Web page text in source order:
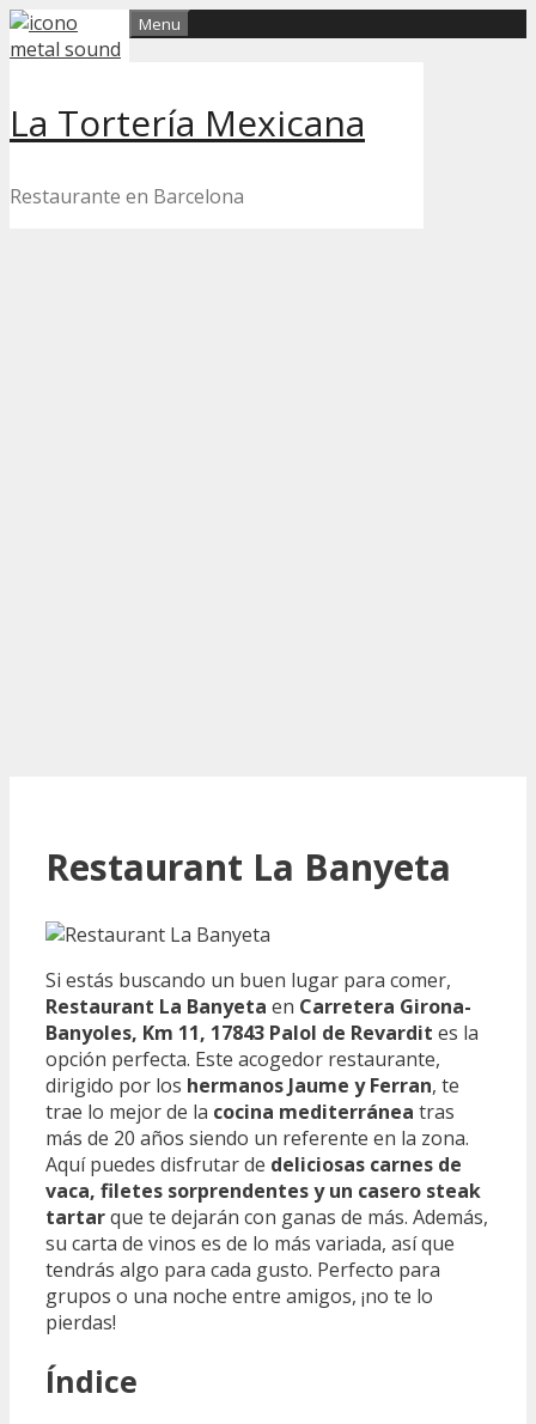
Skip
to
La Tortería Mexicana
Restaurante en Barcelona
Menu
Restaurant La Banyeta
Si estás buscando un buen lugar para comer,
Restaurant La Banyeta en Carretera Girona-
Banyoles, Km 11, 17843 Palol de Revardit es la
opción perfecta. Este acogedor restaurante,
dirigido por los hermanos Jaume y Ferran, te
trae lo mejor de la cocina mediterránea tras
más de 20 años siendo un referente en la zona.
Aquí puedes disfrutar de deliciosas carnes de
vaca, filetes sorprendentes y un casero steak
tartarque te dejarán con ganas de más. Además,
su carta de vinos es de lo más variada, así que
tendrás algo para cada gusto. Perfecto para
grupos o una noche entre amigos, ¡no te lo
pierdas!
Índice